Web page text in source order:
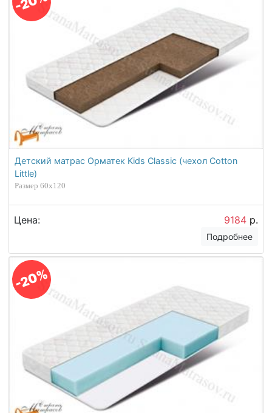
Детский матрас Орматек Kids Classic (чехол Cotton
Little)
Размер 60х120
Цена: 9184 р.
Подробнее
-20%